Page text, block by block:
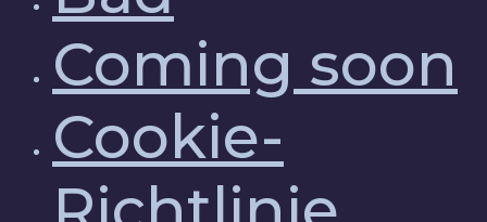
Coming soon
Cookie-